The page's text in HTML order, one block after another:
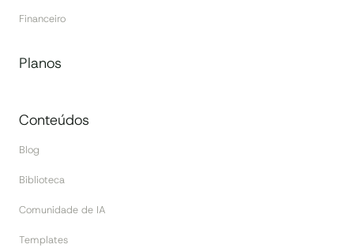
Financeiro
Planos
Conteúdos
Blog
Biblioteca
Comunidade de IA
Templates